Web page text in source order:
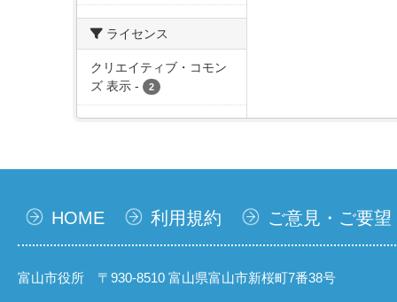
ライセンス
クリエイティブ・コモン
ズ 表示 - 2
HOME 利用規約 ご意見・ご要望
富山市役所 〒930-8510 富山県富山市新桜町7番38号